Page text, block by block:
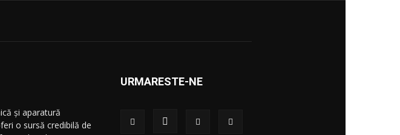
și aparatură
o sursă credibilă de
URMARESTE-NE